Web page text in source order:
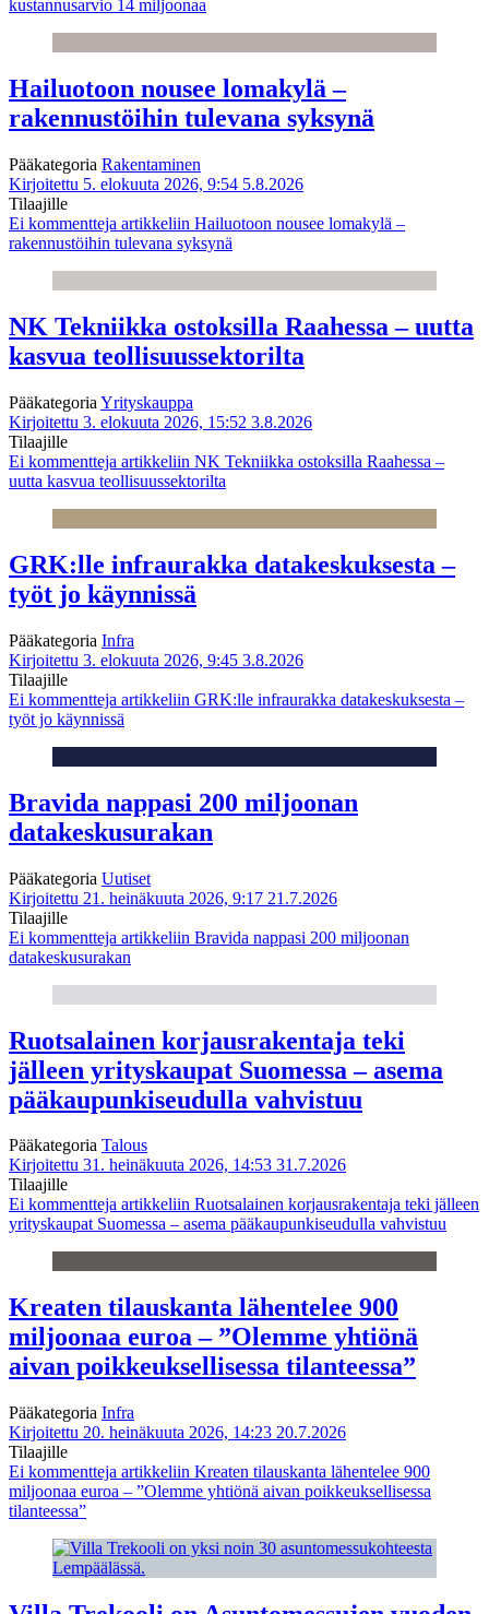
kustannusarvio 14 miljoonaa
Hailuotoon nousee lomakylä –
rakennustöihin tulevana syksynä
Pääkategoria Rakentaminen
Kirjoitettu 5. elokuuta 2026, 9:54 5.8.2026
Tilaajille
Ei kommentteja artikkeliin Hailuotoon nousee lomakylä –
rakennustöihin tulevana syksynä
NK Tekniikka ostoksilla Raahessa – uutta
kasvua teollisuussektorilta
Pääkategoria Yrityskauppa
Kirjoitettu 3. elokuuta 2026, 15:52 3.8.2026
Tilaajille
Ei kommentteja artikkeliin NK Tekniikka ostoksilla Raahessa –
uutta kasvua teollisuussektorilta
GRK:lle infraurakka datakeskuksesta –
työt jo käynnissä
Pääkategoria Infra
Kirjoitettu 3. elokuuta 2026, 9:45 3.8.2026
Tilaajille
Ei kommentteja artikkeliin GRK:lle infraurakka datakeskuksesta –
työt jo käynnissä
Bravida nappasi 200 miljoonan
datakeskusurakan
Pääkategoria Uutiset
Kirjoitettu 21. heinäkuuta 2026, 9:17 21.7.2026
Tilaajille
Ei kommentteja artikkeliin Bravida nappasi 200 miljoonan
datakeskusurakan
Ruotsalainen korjausrakentaja teki
jälleen yrityskaupat Suomessa – asema
pääkaupunkiseudulla vahvistuu
Pääkategoria Talous
Kirjoitettu 31. heinäkuuta 2026, 14:53 31.7.2026
Tilaajille
Ei kommentteja artikkeliin Ruotsalainen korjausrakentaja teki jälleen
yrityskaupat Suomessa – asema pääkaupunkiseudulla vahvistuu
Kreaten tilauskanta lähentelee 900
miljoonaa euroa – ”Olemme yhtiönä
aivan poikkeuksellisessa tilanteessa”
Pääkategoria Infra
Kirjoitettu 20. heinäkuuta 2026, 14:23 20.7.2026
Tilaajille
Ei kommentteja artikkeliin Kreaten tilauskanta lähentelee 900
miljoonaa euroa – ”Olemme yhtiönä aivan poikkeuksellisessa
tilanteessa”